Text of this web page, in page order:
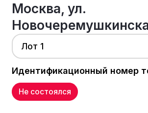
Москва, ул.
Лот 1
Идентификационный номер
Не состоялся